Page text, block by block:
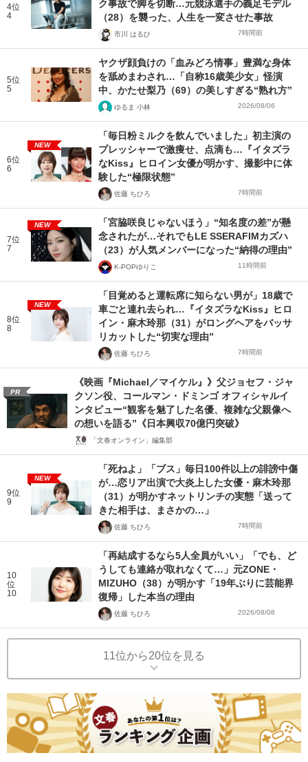
4位
4
ク事故で脚を切断…元競泳選手の義足モデル
（28）を襲った、人生を一変させた事故
市川 はるひ 7時間前
5位
5
ヤクザ顔負けの「血みどろ情事」豊満な身体
を舐めまわされ…「自称16歳美少女」怪演
中、かたせ梨乃（69）の美しすぎる“熟れ方”
ゆるま 小林 2026/08/06
6位
6
NEW
「毎日粉ミルクを飲んでいました」初主演の
プレッシャーで激痩せ、点滴も…『イタズラ
なKiss』ヒロイン女優が明かす、撮影中に体
験した“極限状態”
佐藤 ちひろ 7時間前
7位
7
NEW
「宮脇咲良じゃないほう」“知名度の差”が懸
念されたが…それでもLE SSERAFIMカズハ
（23）が人気メンバーになった“納得の理由”
K-POPゆりこ 11時間前
8位
8
NEW
「目覚めると運転席に知らない男が」18歳で
車ごと連れ去られ…『イタズラなKiss』ヒロ
イン・麻木玲那（31）がロングヘアをバッサ
リカットした“切実な理由”
佐藤 ちひろ 7時間前
PR
《映画『Michael／マイケル』》父ジョセフ・ジャ
クソン役、コールマン・ドミンゴ オフィシャルイ
ンタビュー“観客を魅了した名優、複雑な父親像へ
の想いを語る”《日本興収70億円突破》
「文春オンライン」編集部
9位
9
NEW
「死ねよ」「ブス」毎日100件以上の誹謗中傷
が…恋リア出演で大炎上した女優・麻木玲那
（31）が明かすネットリンチの実態「送って
きた相手は、まさかの…」
佐藤 ちひろ 7時間前
10
位
10
「再結成するなら5人全員がいい」「でも、ど
うしても連絡が取れなくて…」元ZONE・
MIZUHO（38）が明かす「19年ぶりに芸能界
復帰」した本当の理由
佐藤 ちひろ 2026/08/08
11位から20位を見る